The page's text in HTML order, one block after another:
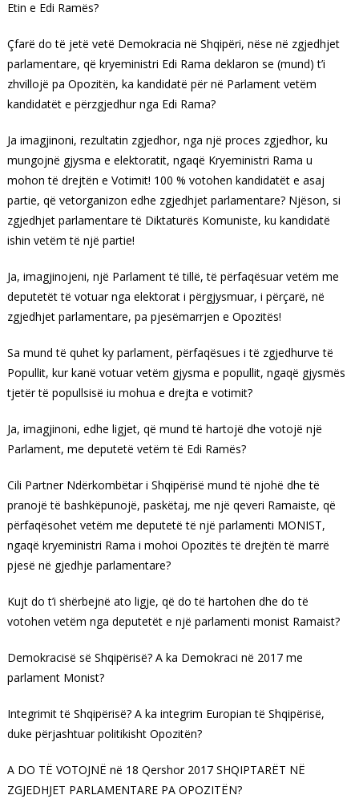
Etin e Edi Ramës?
Çfarë do të jetë vetë Demokracia në Shqipëri, nëse në zgjedhjet
parlamentare, që kryeministri Edi Rama deklaron se (mund) t’i
zhvillojë pa Opozitën, ka kandidatë për në Parlament vetëm
kandidatët e përzgjedhur nga Edi Rama?
Ja imagjinoni, rezultatin zgjedhor, nga një proces zgjedhor, ku
mungojnë gjysma e elektoratit, ngaqë Kryeministri Rama u
mohon të drejtën e Votimit! 100 % votohen kandidatët e asaj
partie, që vetorganizon edhe zgjedhjet parlamentare? Njëson, si
zgjedhjet parlamentare të Diktaturës Komuniste, ku kandidatë
ishin vetëm të një partie!
Ja, imagjinojeni, një Parlament të tillë, të përfaqësuar vetëm me
deputetët të votuar nga elektorat i përgjysmuar, i përçarë, në
zgjedhjet parlamentare, pa pjesëmarrjen e Opozitës!
Sa mund të quhet ky parlament, përfaqësues i të zgjedhurve të
Popullit, kur kanë votuar vetëm gjysma e popullit, ngaqë gjysmës
tjetër të popullsisë iu mohua e drejta e votimit?
Ja, imagjinoni, edhe ligjet, që mund të hartojë dhe votojë një
Parlament, me deputetë vetëm të Edi Ramës?
Cili Partner Ndërkombëtar i Shqipërisë mund të njohë dhe të
pranojë të bashkëpunojë, paskëtaj, me një qeveri Ramaiste, që
përfaqësohet vetëm me deputetë të një parlamenti MONIST,
ngaqë kryeministri Rama i mohoi Opozitës të drejtën të marrë
pjesë në gjedhje parlamentare?
Kujt do t’i shërbejnë ato ligje, që do të hartohen dhe do të
votohen vetëm nga deputetët e një parlamenti monist Ramaist?
Demokracisë së Shqipërisë? A ka Demokraci në 2017 me
parlament Monist?
Integrimit të Shqipërisë? A ka integrim Europian të Shqipërisë,
duke përjashtuar politikisht Opozitën?
A DO TË VOTOJNË në 18 Qershor 2017 SHQIPTARËT NË
ZGJEDHJET PARLAMENTARE PA OPOZITËN?